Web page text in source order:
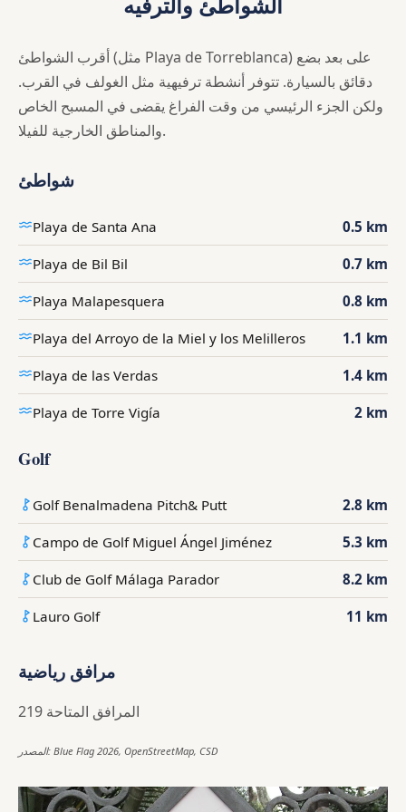
أقرب الشواطئ (مثل Playa de Torreblanca) على بعد بضع
دقائق بالسيارة. تتوفر أنشطة ترفيهية مثل الغولف في القرب.
ولكن الجزء الرئيسي من وقت الفراغ يقضى في المسبح الخاص
والمناطق الخارجية للفيلا.
شواطئ
Playa de Santa Ana 0.5 km
Playa de Bil Bil 0.7 km
Playa Malapesquera 0.8 km
Playa del Arroyo de la Miel y los Melilleros 1.1 km
Playa de las Verdas 1.4 km
Playa de Torre Vigía 2 km
Golf
Golf Benalmadena Pitch& Putt 2.8 km
Campo de Golf Miguel Ángel Jiménez 5.3 km
Club de Golf Málaga Parador 8.2 km
Lauro Golf 11 km
مرافق رياضية
219 المرافق المتاحة
المصدر: Blue Flag 2026, OpenStreetMap, CSD